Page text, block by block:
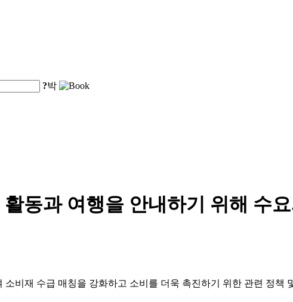
?박
동과 여행을 안내하기 위해 수
비재 수급 매칭을 강화하고 소비를 더욱 촉진하기 위한 관련 정책